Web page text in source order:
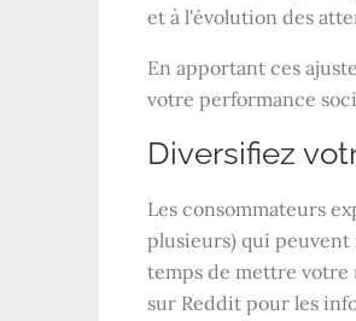
et à l'évolution des
En apportant ces
votre performance
Diversifiez
Les consommateurs
plusieurs) qui
temps de mettre votre
sur Reddit pour les